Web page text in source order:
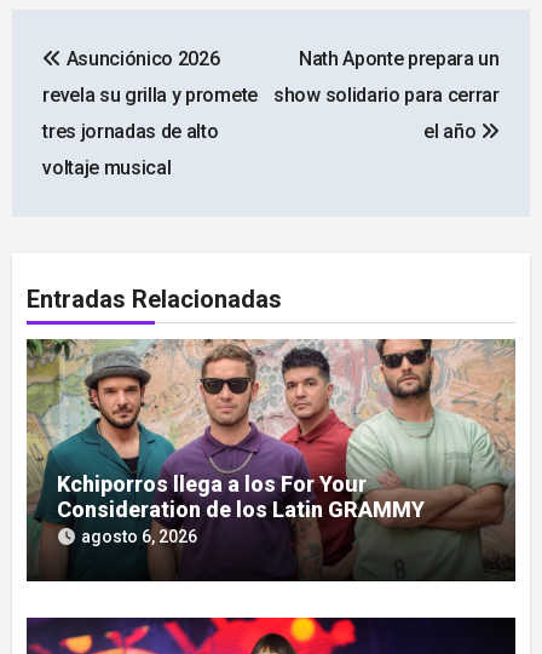
de
entradas
Asunciónico 2026
revela su grilla y promete
tres jornadas de alto
voltaje musical
Nath Aponte prepara un
show solidario para cerrar
el año
Entradas Relacionadas
Kchiporros llega a los For Your
Consideration de los Latin GRAMMY
agosto 6, 2026